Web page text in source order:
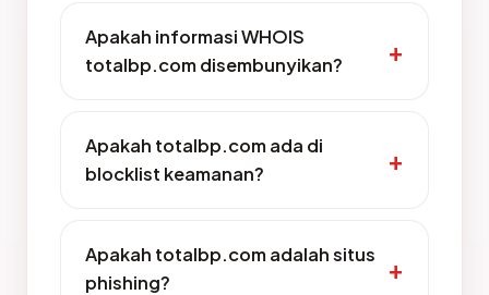
Apakah informasi WHOIS
totalbp.com disembunyikan?
Apakah totalbp.com ada di
blocklist keamanan?
Apakah totalbp.com adalah situs
phishing?